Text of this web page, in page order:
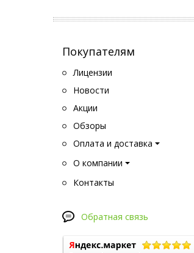
Покупателям
Лицензии
Новости
Акции
Обзоры
Оплата и доставка
О компании
Контакты
Обратная связь